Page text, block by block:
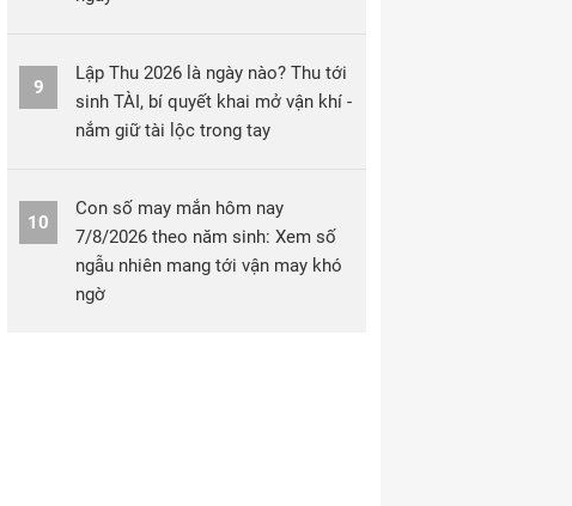
9
Lập Thu 2026 là ngày nào? Thu tới
sinh TÀI, bí quyết khai mở vận khí -
nắm giữ tài lộc trong tay
10
Con số may mắn hôm nay
7/8/2026 theo năm sinh: Xem số
ngẫu nhiên mang tới vận may khó
ngờ